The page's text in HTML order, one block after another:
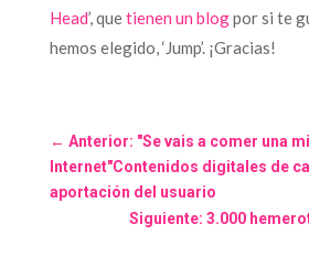
Head’, quetienen un blogpor si te
hemos elegido, ‘Jump’. ¡Gracias!
← Anterior: "Se vais a comer una
Internet"Contenidos digitales de
aportación del usuario
Siguiente: 3.000